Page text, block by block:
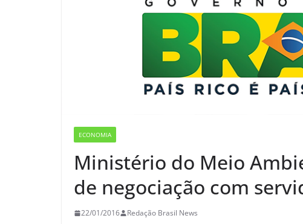
ECONOMIA
Ministério do Meio
de negociação com
22/01/2016 Redação Brasil News